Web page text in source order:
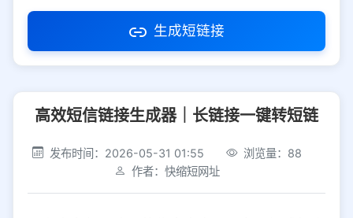
访问密码
社交平台 电商平台
选择防红平台类型，避免链接被拦截
生成短链接
高效短信链接生成器｜长链接一键转短链
发布时间：2026-05-31 01:55
浏览量：88
作者：快缩短网址